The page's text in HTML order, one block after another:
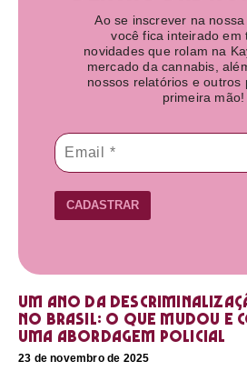
Ao se inscrever na nossa
você fica inteirado em
novidades que rolam na
mercado da cannabis,
nossos relatórios e outros
primeira mão!
CADASTRAR
Um ano da
no Brasil: o que mudou e
uma abordagem policial
23 de novembro de 2025